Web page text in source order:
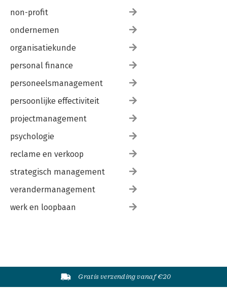
non-profit
ondernemen
organisatiekunde
personal finance
personeelsmanagement
persoonlijke effectiviteit
projectmanagement
psychologie
reclame en verkoop
strategisch management
verandermanagement
werk en loopbaan
Gratis verzending vanaf €20